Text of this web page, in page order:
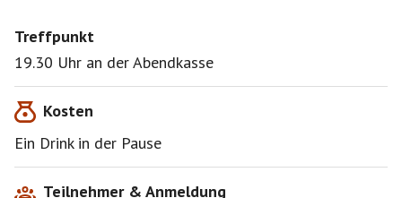
Residenz: Der Echo-Klassik-Preisträger Roby Lakatos
und sein Ensemble entführen das Publikum im
Tänzen, virtuosen Klassik-Hits wie „Hummelflug“ oder
„Oblivion“ und ekstatischen „Allazingarese“ in die Welt
der musischen Freiheit, Wärme und Repertoirevielfalt.
Roby Lakatos, Violine
László Bóni, Violine
Treffpunkt
19.30 Uhr an der Abendkasse
Kosten
Ein Drink in der Pause
Teilnehmer & Anmeldung